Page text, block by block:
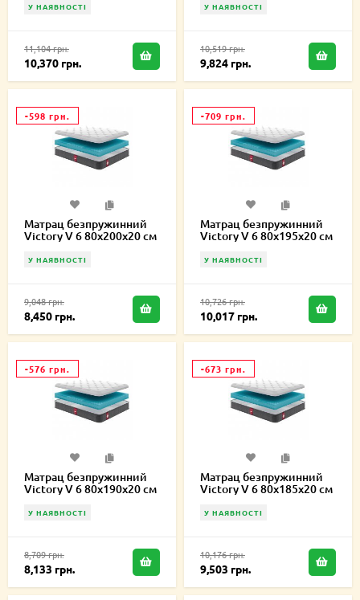
У НАЯВНОСТІ
11,104 грн.
10,370 грн.
У НАЯВНОСТІ
10,519 грн.
9,824 грн.
-598 грн.
Матрац безпружинний
Victory V 6 80х200х20 см
У НАЯВНОСТІ
9,048 грн.
8,450 грн.
-709 грн.
Матрац безпружинний
Victory V 6 80х195х20 см
У НАЯВНОСТІ
10,726 грн.
10,017 грн.
-576 грн.
Матрац безпружинний
Victory V 6 80х190х20 см
У НАЯВНОСТІ
8,709 грн.
8,133 грн.
-673 грн.
Матрац безпружинний
Victory V 6 80х185х20 см
У НАЯВНОСТІ
10,176 грн.
9,503 грн.